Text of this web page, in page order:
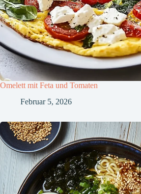
Omelett mit Feta und Tomaten
Februar 5, 2026